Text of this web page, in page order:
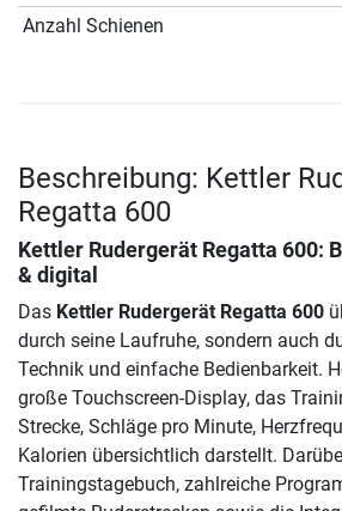
Anzahl Schienen
Beschreibung: Kettler
Regatta 600
Kettler Rudergerät Regatta 600:
& digital
Das Kettler Rudergerät Regatta 600
durch seine Laufruhe, sondern auch
Technik und einfache Bedienbarkeit.
große Touchscreen-Display, das
Strecke, Schläge pro Minute,
Kalorien übersichtlich darstellt.
Trainingstagebuch, zahlreiche